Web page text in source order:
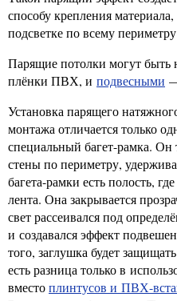
способу крепления
подсветке по всему
Парящие потолки могут быть
плёнки ПВХ, и подвесными
Установка парящего
монтажа отличается только
специальный багет-рамка. Он
стены по периметру,
багета-рамки есть полость,
лента. Она закрывается
свет рассеивался под
и создавался эффект
того, заглушка будет
есть разница только в
вместоплинтусов и ПВХ-